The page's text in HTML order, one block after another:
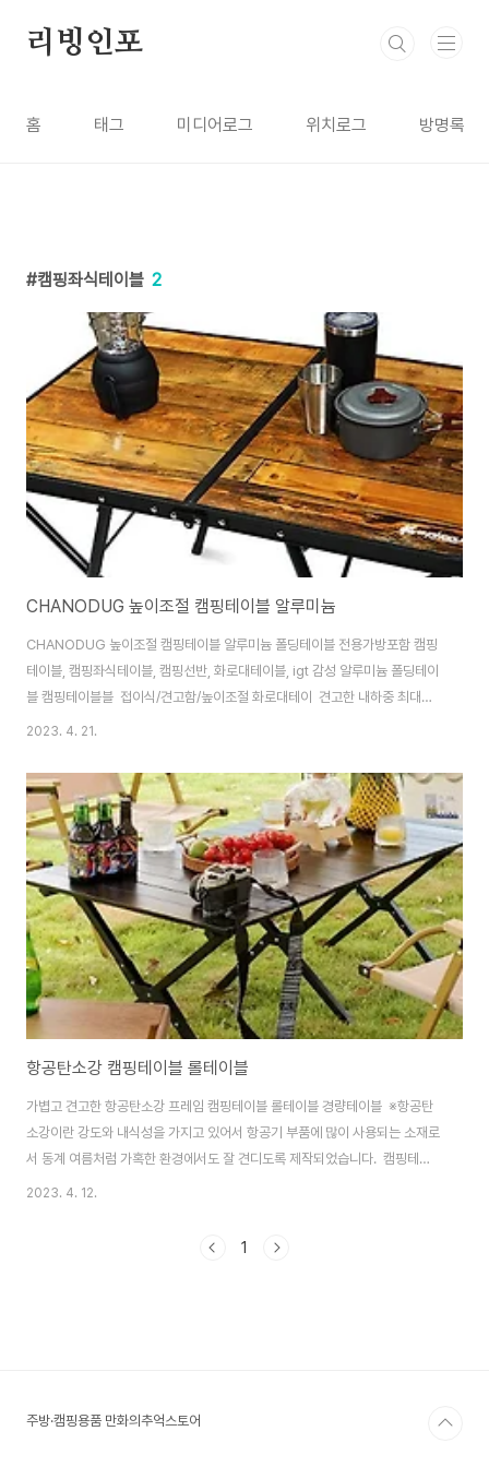
리빙인포
홈 태그 미디어로그 위치로그 방명록
캠핑좌식테이블 2
CHANODUG 높이조절 캠핑테이블 알루미늄
CHANODUG 높이조절 캠핑테이블 알루미늄 폴딩테이블 전용가방포함 캠핑
테이블, 캠핑좌식테이블, 캠핑선반, 화로대테이블, igt 감성 알루미늄 폴딩테이
블 캠핑테이블블 ​ 접이식/견고함/높이조절 화로대테이 ​ 견고한 내하중 최대
50kg 캠핑접이식테이블 ​ 새로운 방식으로 테이블 다리가 세팅되어 아주 견고
https://smartstore.naver.com/treebook1/products/8432571052
CHANODUG 높이조절 캠핑테이블 알루미늄 폴딩테이블 전용가방포함 : 만
화의추억스토어 [만화의추억스토어] 만화의추억 공식 스토어 생활용품 / IT /
캠핑용품 smartstore.naver.com
2023. 4. 21.
항공탄소강 캠핑테이블 롤테이블
가볍고 견고한 항공탄소강 프레임 캠핑테이블 롤테이블 경량테이블 ​ ※항공탄
소강이란 강도와 내식성을 가지고 있어서 항공기 부품에 많이 사용되는 소재로
서 동계 여름처럼 가혹한 환경에서도 잘 견디도록 제작되었습니다. ​ 캠핑테이
블 롤테이블 캠핑좌식테이블 캠핑접이식테이블 캠핑미니테이블 롤 테이블 캠
2023. 4. 12.
1
주방·캠핑용품 만화의추억스토어